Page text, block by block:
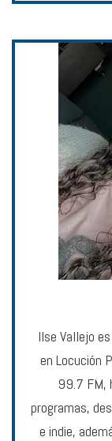
Ilse Vallejo
en Locución
99.7 FM,
programas,
e indie,